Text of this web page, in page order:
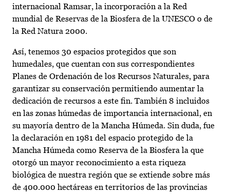
internacional Ramsar, la incorporación a la Red
mundial de Reservas de la Biosfera de la UNESCO o de
la Red Natura 2000.
Así, tenemos 30 espacios protegidos que son
humedales, que cuentan con sus correspondientes
Planes de Ordenación de los Recursos Naturales, para
garantizar su conservación permitiendo aumentar la
dedicación de recursos a este fin. También 8 incluidos
en las zonas húmedas de importancia internacional, en
su mayoría dentro de la Mancha Húmeda. Sin duda, fue
la declaración en 1981 del espacio protegido de la
Mancha Húmeda como Reserva de la Biosfera la que
otorgó un mayor reconocimiento a esta riqueza
biológica de nuestra región que se extiende sobre más
de 400.000 hectáreas en territorios de las provincias